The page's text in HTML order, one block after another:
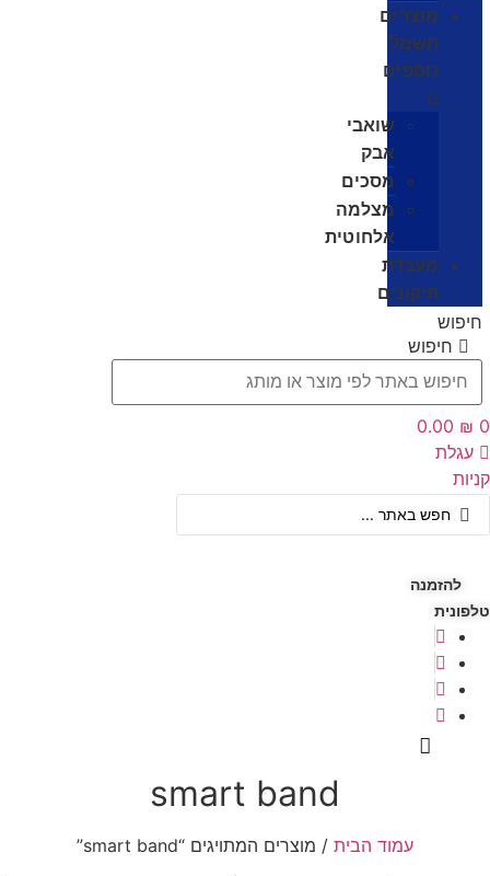
מוצרים
חשמל
נוספים
שואבי
אבק
מסכים
מצלמה
אלחוטית
מעבדת
תיקונים
חיפוש
חיפוש
‎0.00 ₪ 0
עגלת
קניות
Search
להזמנה
טלפונית
smart band
עמוד הבית / מוצרים המתויגים “smart band”